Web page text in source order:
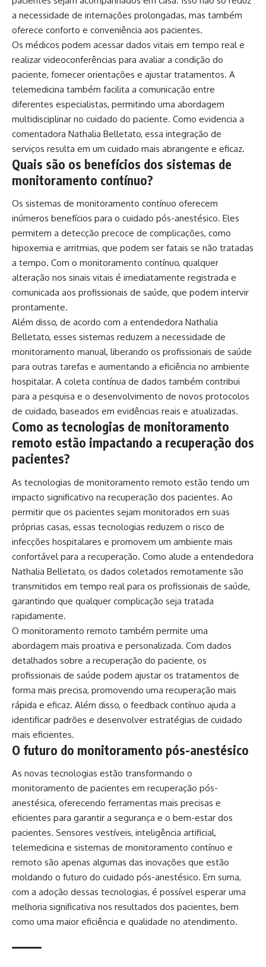
a necessidade de internações prolongadas, mas também
oferece conforto e conveniência aos pacientes.
Os médicos podem acessar dados vitais em tempo real e
realizar videoconferências para avaliar a condição do
paciente, fornecer orientações e ajustar tratamentos. A
telemedicina também facilita a comunicação entre
diferentes especialistas, permitindo uma abordagem
multidisciplinar no cuidado do paciente. Como evidencia a
comentadora Nathalia Belletato, essa integração de
serviços resulta em um cuidado mais abrangente e eficaz.
Quais são os benefícios dos sistemas de
monitoramento contínuo?
Os sistemas de monitoramento contínuo oferecem
inúmeros benefícios para o cuidado pós-anestésico. Eles
permitem a detecção precoce de complicações, como
hipoxemia e arritmias, que podem ser fatais se não tratadas
a tempo. Com o monitoramento contínuo, qualquer
alteração nos sinais vitais é imediatamente registrada e
comunicada aos profissionais de saúde, que podem intervir
prontamente.
Além disso, de acordo com a entendedora Nathalia
Belletato, esses sistemas reduzem a necessidade de
monitoramento manual, liberando os profissionais de saúde
para outras tarefas e aumentando a eficiência no ambiente
hospitalar. A coleta contínua de dados também contribui
para a pesquisa e o desenvolvimento de novos protocolos
de cuidado, baseados em evidências reais e atualizadas.
Como as tecnologias de monitoramento
remoto estão impactando a recuperação dos
pacientes?
As tecnologias de monitoramento remoto estão tendo um
impacto significativo na recuperação dos pacientes. Ao
permitir que os pacientes sejam monitorados em suas
próprias casas, essas tecnologias reduzem o risco de
infecções hospitalares e promovem um ambiente mais
confortável para a recuperação. Como alude a entendedora
Nathalia Belletato, os dados coletados remotamente são
transmitidos em tempo real para os profissionais de saúde,
garantindo que qualquer complicação seja tratada
rapidamente.
O monitoramento remoto também permite uma
abordagem mais proativa e personalizada. Com dados
detalhados sobre a recuperação do paciente, os
profissionais de saúde podem ajustar os tratamentos de
forma mais precisa, promovendo uma recuperação mais
rápida e eficaz. Além disso, o feedback contínuo ajuda a
identificar padrões e desenvolver estratégias de cuidado
mais eficientes.
O futuro do monitoramento pós-anestésico
As novas tecnologias estão transformando o
monitoramento de pacientes em recuperação pós-
anestésica, oferecendo ferramentas mais precisas e
eficientes para garantir a segurança e o bem-estar dos
pacientes. Sensores vestíveis, inteligência artificial,
telemedicina e sistemas de monitoramento contínuo e
remoto são apenas algumas das inovações que estão
moldando o futuro do cuidado pós-anestésico. Em suma,
com a adoção dessas tecnologias, é possível esperar uma
melhoria significativa nos resultados dos pacientes, bem
como uma maior eficiência e qualidade no atendimento.